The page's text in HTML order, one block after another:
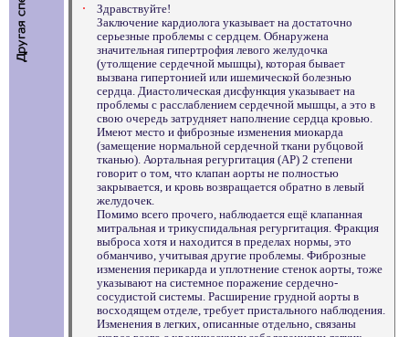
Здравствуйте!
Заключение кардиолога указывает на достаточно
серьезные проблемы с сердцем. Обнаружена
значительная гипертрофия левого желудочка
(утолщение сердечной мышцы), которая бывает
вызвана гипертонией или ишемической болезнью
сердца. Диастолическая дисфункция указывает на
проблемы с расслаблением сердечной мышцы, а это в
свою очередь затрудняет наполнение сердца кровью.
Имеют место и фиброзные изменения миокарда
(замещение нормальной сердечной ткани рубцовой
тканью). Аортальная регургитация (АР) 2 степени
говорит о том, что клапан аорты не полностью
закрывается, и кровь возвращается обратно в левый
желудочек.
Помимо всего прочего, наблюдается ещё клапанная
митральная и трикуспидальная регургитация. Фракция
выброса хотя и находится в пределах нормы, это
обманчиво, учитывая другие проблемы. Фиброзные
изменения перикарда и уплотнение стенок аорты, тоже
указывают на системное поражение сердечно-
сосудистой системы. Расширение грудной аорты в
восходящем отделе, требует пристального наблюдения.
Изменения в легких, описанные отдельно, связаны